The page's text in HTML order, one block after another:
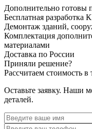
Дополнительно готовы
Бесплатная разработка
Демонтаж зданий,
Комплектация
материалами
Доставка по России
Приняли решение?
Рассчитаем стоимость
Оставьте заявку. Наши
деталей.